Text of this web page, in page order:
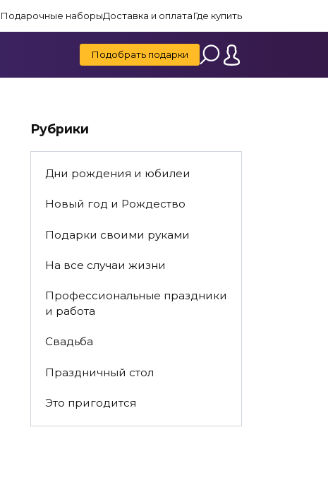
Подарочные наборыДоставка и оплатаГде купить
Подобрать подарки
Рубрики
Дни рождения и юбилеи
Новый год и Рождество
Подарки своими руками
На все случаи жизни
Профессиональные праздники
и работа
Свадьба
Праздничный стол
Это пригодится